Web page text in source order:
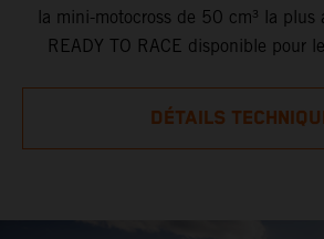
la mini-motocross de 50 cm³ la plus
READY TO RACE disponible pour
DÉTAILS